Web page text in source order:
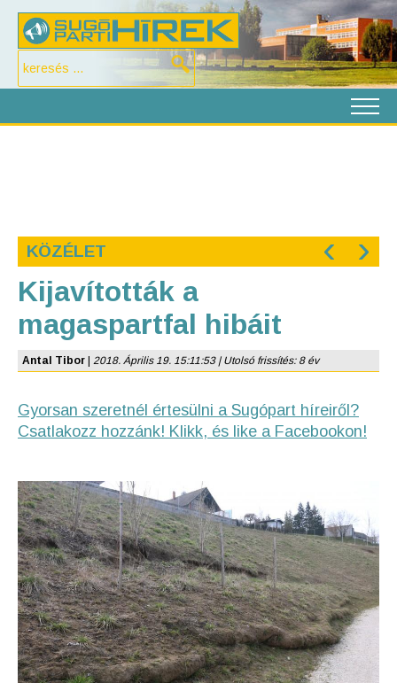
KÖZÉLET ‹ ›
Kijavították a
magaspartfal hibáit
Antal Tibor 2018. Április 19. 15:11:53 | Utolsó frissítés: 8 év
Gyorsan szeretnél értesülni a Sugópart híreiről?
Csatlakozz hozzánk! Klikk, és like a Facebookon!